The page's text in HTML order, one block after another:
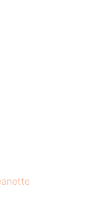
anette